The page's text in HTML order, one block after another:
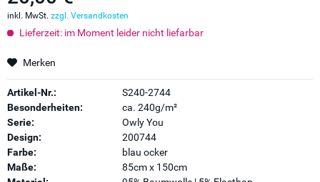
inkl. MwSt. zzgl. Versandkosten
Lieferzeit: im Moment leider nicht liefarbar
Merken
Artikel-Nr.:
S240-2744
Besonderheiten:
ca. 240g/m²
Serie:
Owly You
Design:
200744
Farbe:
blau ocker
Maße:
85cm x 150cm